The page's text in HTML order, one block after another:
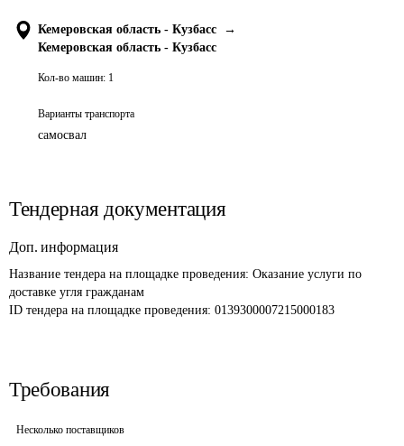
Кемеровская область - Кузбасс
→
Кемеровская область - Кузбасс
Кол-во машин: 1
Варианты транспорта
самосвал
Тендерная документация
Доп. информация
Название тендера на площадке проведения: Оказание услуги по
доставке угля гражданам
ID тендера на площадке проведения: 0139300007215000183
Требования
Несколько поставщиков